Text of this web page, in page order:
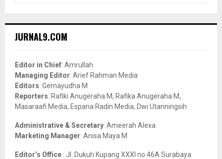
h
o
r
:
JURNAL9.COM
Editor in Chief: Amrullah
Managing Editor: Arief Rahman Media
Editors: Gemayudha M
Reporters: Rafiki Anugeraha M, Rafika Anugeraha M,
Masaraafi Media, Espana Radin Media, Dwi Utariningsih
Administrative & Secretary: Ameerah Alexa
Marketing Manager: Anisa Maya M
Editor’s Office : Jl. Dukuh Kupang XXXI no.46A Surabaya